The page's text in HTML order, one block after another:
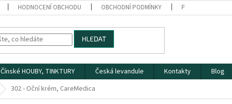
HODNOCENÍ OBCHODU OBCHODNÍ PODMÍNKY PODMÍNKY
HLEDAT
Čínské HOUBY, TINKTURY Česká levandule Kontakty
Blog
302 - Oční krém, CareMedica